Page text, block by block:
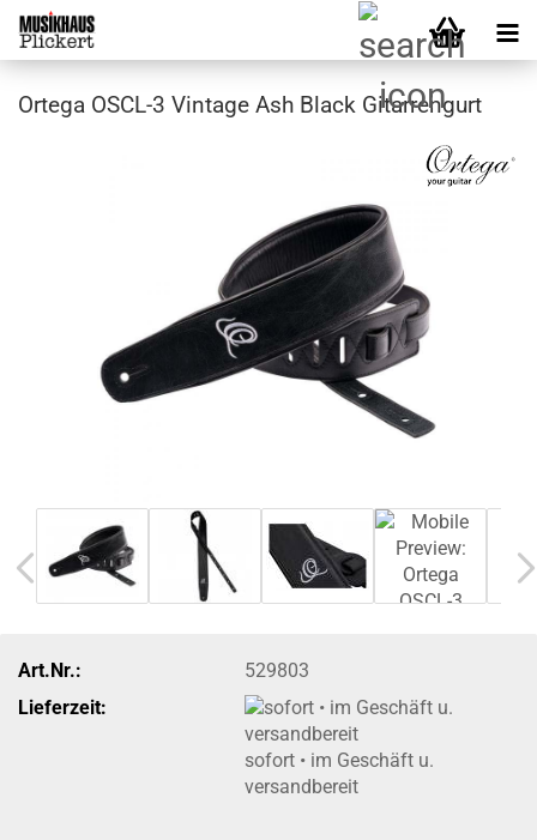
Ortega OSCL-3 Vintage Ash Black Gitarrengurt
Art.Nr.:
529803
Lieferzeit:
sofort • im Geschäft u.
versandbereit